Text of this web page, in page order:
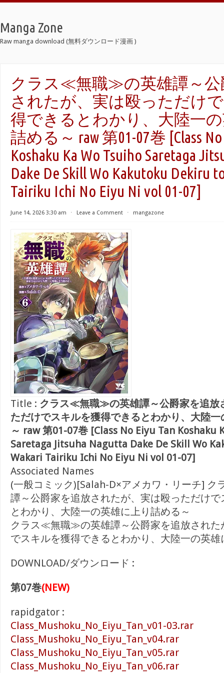
Manga Zone
Raw manga download (無料ダウンロード漫画 )
クラス≪無職≫の英雄譚～公
されたが、実は殴っただけ
得できるとわかり、大陸一
詰める～ raw 第01-07巻 [Class No
Koshaku Ka Wo Tsuiho Saretaga
Dake De Skill Wo Kakutoku Dekiru
Tairiku Ichi No Eiyu Ni vol 01-07]
June 14, 2026 3:30 am ⋅ Leave a Comment ⋅ mangazone
Title : クラス≪無職≫の英雄譚～公爵家を追放
ただけでスキルを獲得できるとわかり、大陸
～ raw 第01-07巻 [Class No Eiyu Tan Koshaku
Saretaga Jitsuha Nagutta Dake De Skill Wo
Wakari Tairiku Ichi No Eiyu Ni vol 01-07]
Associated Names
(一般コミック)[Salah-D×アメカワ・リーチ]
譚～公爵家を追放されたが、実は殴っただけ
とわかり、大陸一の英雄に上り詰める～
クラス≪無職≫の英雄譚～公爵家を追放された
でスキルを獲得できるとわかり、大陸一の英
DOWNLOAD/ダウンロード :
第07巻(NEW)
rapidgator :
Class_Mushoku_No_Eiyu_Tan_v01-03.rar
Class_Mushoku_No_Eiyu_Tan_v04.rar
Class_Mushoku_No_Eiyu_Tan_v05.rar
Class_Mushoku_No_Eiyu_Tan_v06.rar